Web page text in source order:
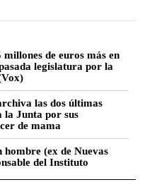
de euros más en
legislatura por la
las dos últimas
la Junta por sus
de mama
(ex de Nuevas
del Instituto